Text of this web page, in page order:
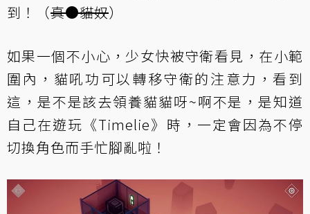
到！（真●貓奴）
如果一個不小心，少女快被守衛看見，在小範
圍內，貓吼功可以轉移守衛的注意力，看到
這，是不是該去領養貓貓呀~啊不是，是知道
自己在遊玩《Timelie》時，一定會因為不停
切換角色而手忙腳亂啦！